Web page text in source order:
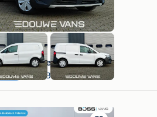
Douwe Vans B.V.
SPAUBEEK